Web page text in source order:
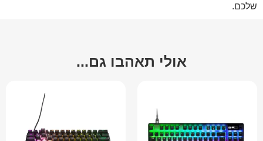
שלכם.
אולי תאהבו גם...